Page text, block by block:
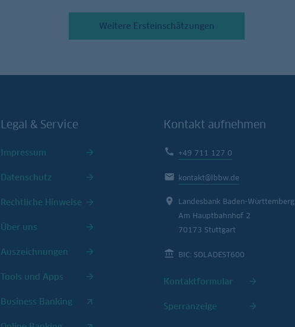
Weitere Ersteinschätzungen
Legal & Service
Impressum
Datenschutz
Rechtliche Hinweise
Über uns
Auszeichnungen
Tools und Apps
Business Banking
Kontakt aufnehmen
+49 711 127 0
kontakt@lbbw.de
Landesbank Baden-Württemberg
Am Hauptbahnhof 2
70173 Stuttgart
BIC: SOLADEST600
Kontaktformular
Sperranzeige